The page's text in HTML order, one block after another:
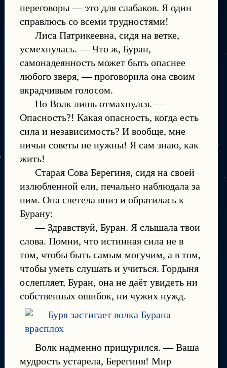
переговоры — это для слабаков. Я один
справлюсь со всеми трудностями!
Лиса Патрикеевна, сидя на ветке,
усмехнулась. — Что ж, Буран,
самонадеянность может быть опаснее
любого зверя, — проговорила она своим
вкрадчивым голосом.
Но Волк лишь отмахнулся. —
Опасность?! Какая опасность, когда есть
сила и независимость? И вообще, мне
ничьи советы не нужны! Я сам знаю, как
жить!
Старая Сова Берегиня, сидя на своей
излюбленной ели, печально наблюдала за
ним. Она слетела вниз и обратилась к
Бурану:
— Здравствуй, Буран. Я слышала твои
слова. Помни, что истинная сила не в
том, чтобы быть самым могучим, а в том,
чтобы уметь слушать и учиться. Гордыня
ослепляет, Буран, она не даёт увидеть ни
собственных ошибок, ни чужих нужд.
Волк надменно прищурился. — Ваша
мудрость устарела, Берегиня! Мир